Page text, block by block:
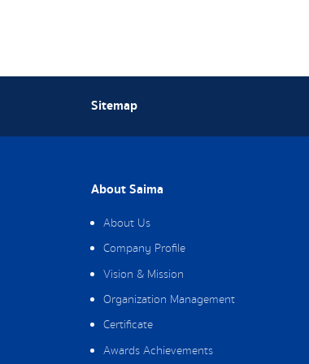
Sitemap
About Saima
About Us
Company Profile
Vision & Mission
Organization Management
Certificate
Awards Achievements